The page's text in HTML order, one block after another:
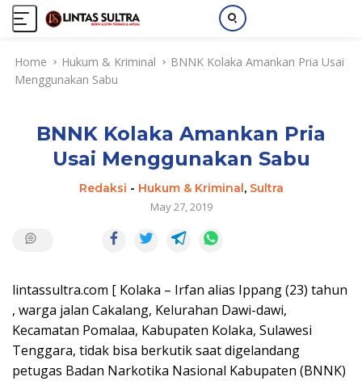
Home Hukum & Kriminal
BNNK Kolaka Amankan Pria Usai
Menggunakan Sabu
BNNK Kolaka Amankan Pria
Usai Menggunakan Sabu
Redaksi - Hukum & Kriminal, Sultra
May 27, 2019
lintassultra.com [ Kolaka – Irfan alias Ippang (23) tahun
, warga jalan Cakalang, Kelurahan Dawi-dawi,
Kecamatan Pomalaa, Kabupaten Kolaka, Sulawesi
Tenggara, tidak bisa berkutik saat digelandang
petugas Badan Narkotika Nasional Kabupaten (BNNK)